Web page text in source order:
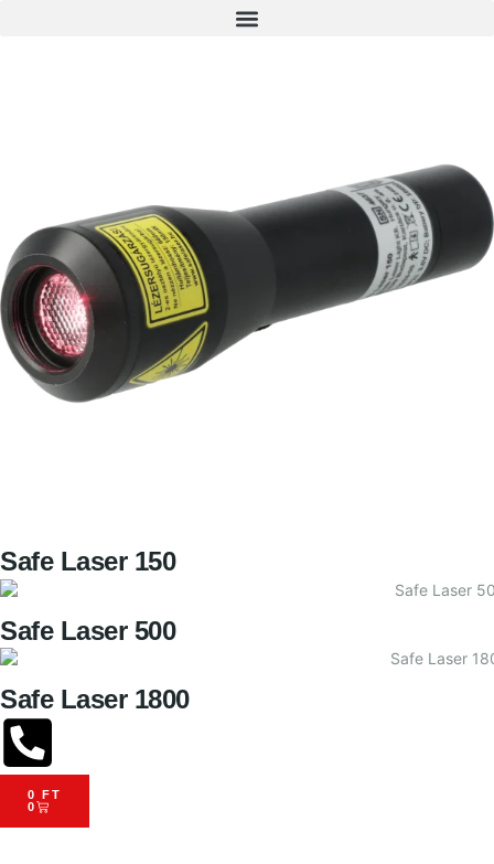
Safe Laser 150
Safe Laser 500
Safe Laser 1800
0
FT
0